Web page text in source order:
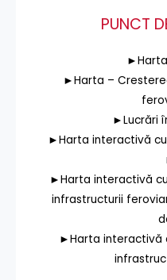
PUNCT
►Harta –
►Lucrări
►Harta interactivă
►Harta interactivă
infrastructurii
►Harta interactivă